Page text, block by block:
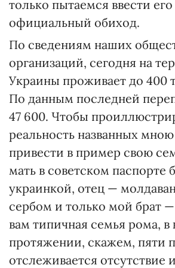
только пытаемся ввести его
официальный обиход.
По сведениям наших
организаций, сегодня на
Украины проживает до 400
По данным последней
47 600. Чтобы
реальность названных
привести в пример свою
мать в советском паспорте
украинкой, отец —
сербом и только мой брат
вам типичная семья рома, в
протяжении, скажем, пяти
отслеживается отсутствие